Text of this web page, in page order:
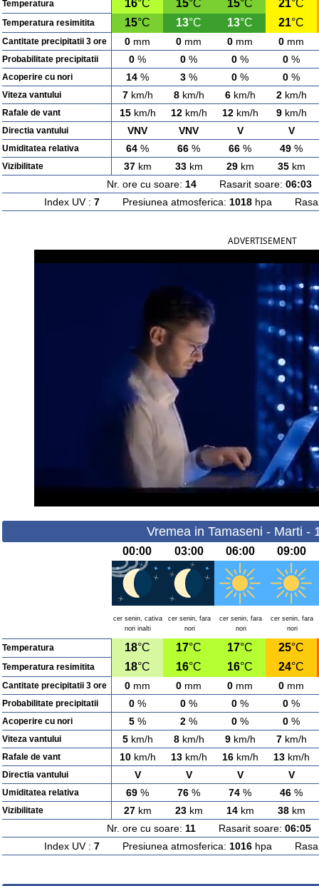
Temperatura 16°C 15°C 15°C 21°C
Temperatura resimitita 15°C 13°C 13°C 21°C
Cantitate precipitatii 3 ore 0 mm 0 mm 0 mm 0 mm
Probabilitate precipitatii 0 % 0 % 0 % 0 %
Acoperire cu nori 14 % 3 % 0 % 0 %
Viteza vantului 7km/h 8km/h 6km/h 2km/h
Rafale de vant 15km/h 12km/h 12km/h 9km/h
Directia vantului VNV VNV V V
Umiditatea relativa 64 % 66 % 66 % 49 %
Vizibilitate 37km 33km 29km 35km
Nr. ore cu soare: 14Rasarit soare: 06:03
Index UV : 7Presiunea atmosferica: 1018hpa
ADVERTISEMENT
Vremea in Tamaseni - Marti -
00:00 03:00 06:00 09:00
cer senin, cativa
nori inalti
cer senin, fara
nori
cer senin, fara
nori
cer senin, fara
nori
Temperatura 18°C 17°C 17°C 25°C
Temperatura resimitita 18°C 16°C 16°C 24°C
Cantitate precipitatii 3 ore 0 mm 0 mm 0 mm 0 mm
Probabilitate precipitatii 0 % 0 % 0 % 0 %
Acoperire cu nori 5 % 2 % 0 % 0 %
Viteza vantului 5km/h 8km/h 9km/h 7km/h
Rafale de vant 10km/h 13km/h 16km/h 13km/h
Directia vantului V V V V
Umiditatea relativa 69 % 76 % 74 % 46 %
Vizibilitate 27km 23km 14km 38km
Nr. ore cu soare: 11 Rasarit soare: 06:05
Index UV : 7Presiunea atmosferica: 1016hpa